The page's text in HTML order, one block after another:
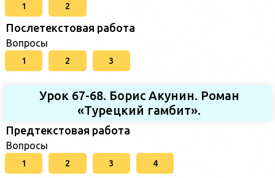
1 2
Послетекстовая работа
Вопросы
1 2 3
Урок 67-68. Борис Акунин. Роман
«Турецкий гамбит».
Предтекстовая работа
Вопросы
1 2 3 4